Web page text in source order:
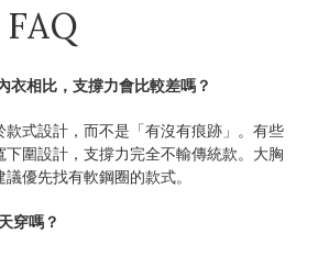
衣相比，支撐力會比較差嗎？
式設計，而不是「有沒有痕跡」。有些
圍設計，支撐力完全不輸傳統款。大胸
優先找有軟鋼圈的款式。
穿嗎？